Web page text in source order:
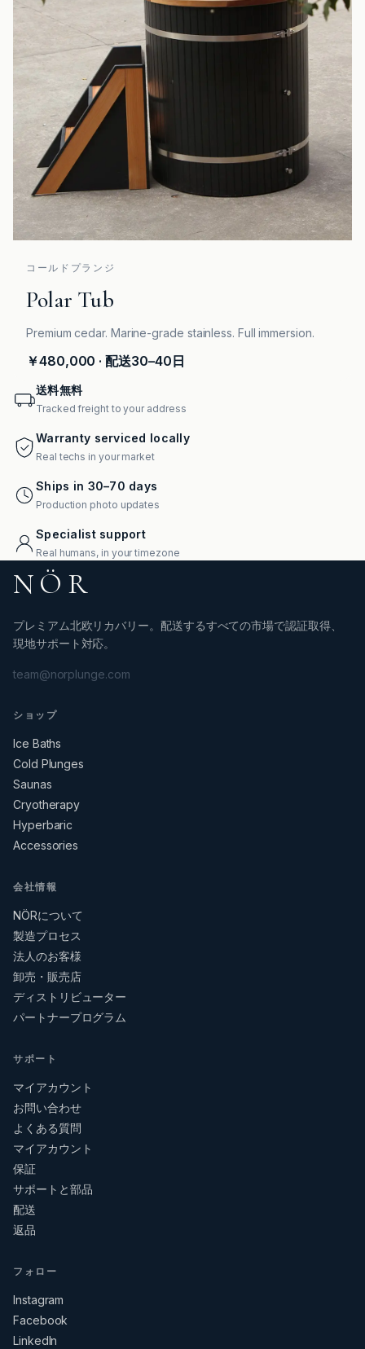
コールドプランジ
Polar Tub
Premium cedar. Marine-grade stainless. Full immersion.
￥480,000 · 配送30–40日
送料無料
Tracked freight to your address
Warranty serviced locally
Real techs in your market
Ships in 30–70 days
Production photo updates
Specialist support
Real humans, in your timezone
NÖR
プレミアム北欧リカバリー。配送するすべての市場で認証取得、
現地サポート対応。
team@norplunge.com
ショップ
Ice Baths
Cold Plunges
Saunas
Cryotherapy
Hyperbaric
Accessories
会社情報
NÖRについて
製造プロセス
法人のお客様
卸売・販売店
ディストリビューター
パートナープログラム
サポート
マイアカウント
お問い合わせ
よくある質問
マイアカウント
保証
サポートと部品
配送
返品
フォロー
Instagram
Facebook
LinkedIn